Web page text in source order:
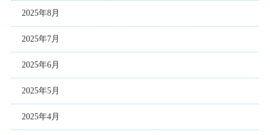
2025年8月
2025年7月
2025年6月
2025年5月
2025年4月